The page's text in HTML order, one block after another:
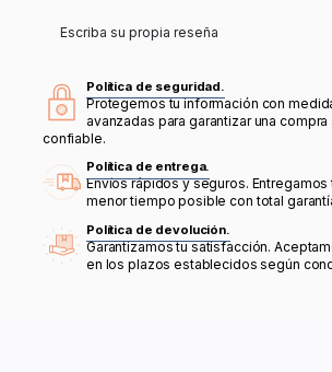
Escriba su propia reseña
Política de seguridad.
Protegemos tu información con
avanzadas para garantizar una
confiable.
Política de entrega.
Envíos rápidos y seguros.
menor tiempo posible con total
Política de devolución.
Garantizamos tu satisfacción.
en los plazos establecidos según